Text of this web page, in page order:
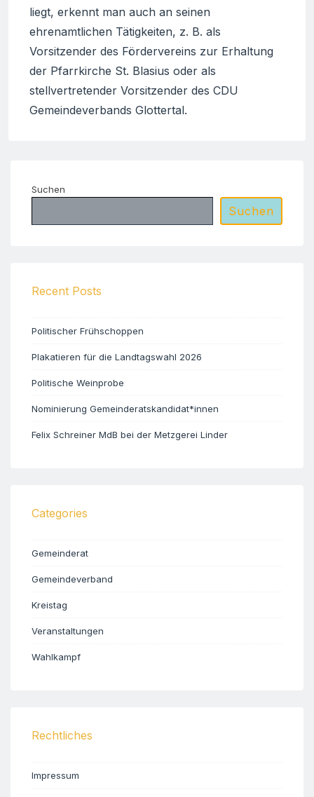
liegt, erkennt man auch an seinen
ehrenamtlichen Tätigkeiten, z. B. als
Vorsitzender des Fördervereins zur Erhaltung
der Pfarrkirche St. Blasius oder als
stellvertretender Vorsitzender des CDU
Gemeindeverbands Glottertal.
Suchen
Suchen
Recent Posts
Politischer Frühschoppen
Plakatieren für die Landtagswahl 2026
Politische Weinprobe
Nominierung Gemeinderatskandidat*innen
Felix Schreiner MdB bei der Metzgerei Linder
Categories
Gemeinderat
Gemeindeverband
Kreistag
Veranstaltungen
Wahlkampf
Rechtliches
Impressum